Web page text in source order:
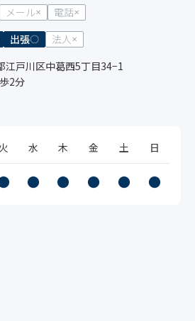
メール
電話
出張
法人
江戸川区中葛西5丁目34−1
2分
火 水 木 金 土 日
● ● ● ● ●